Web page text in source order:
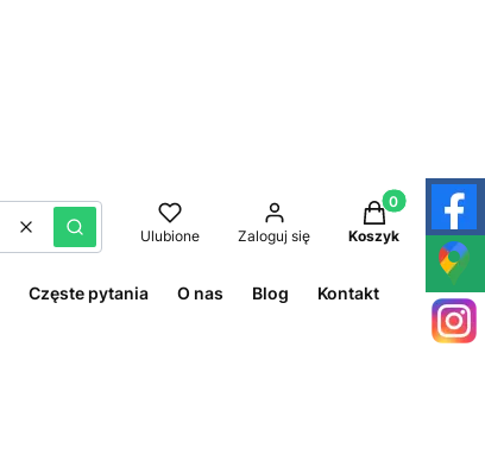
WyczyśćSzukaj Ulubione Zaloguj się
Produkty w
Koszyk
Częste pytania O nas Blog Kontakt